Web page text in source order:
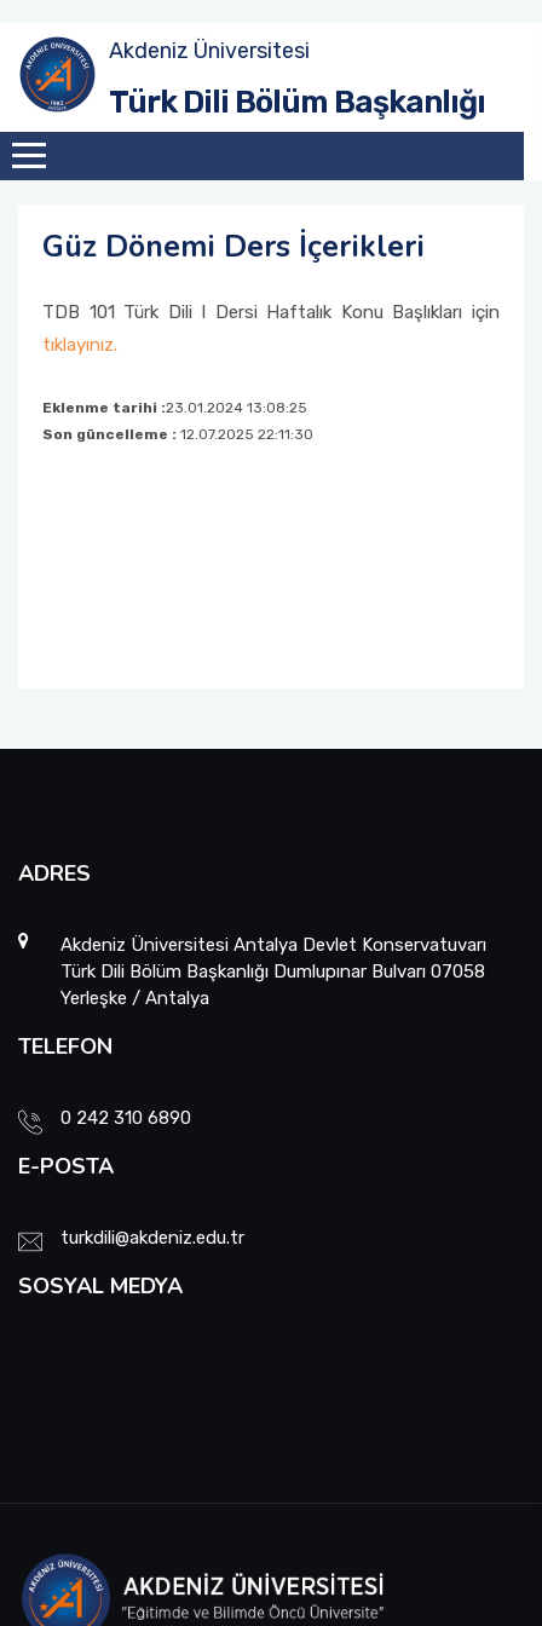
Akdeniz Üniversitesi
Türk Dili Bölüm Başkanlığı
Güz Dönemi Ders İçerikleri
TDB 101 Türk Dili I Dersi Haftalık Konu Başlıkları için
tıklayınız.
Eklenme tarihi :23.01.2024 13:08:25
Son güncelleme : 12.07.2025 22:11:30
ADRES
Akdeniz Üniversitesi Antalya Devlet Konservatuvarı
Türk Dili Bölüm Başkanlığı Dumlupınar Bulvarı 07058
Yerleşke / Antalya
TELEFON
0 242 310 6890
E-POSTA
turkdili@akdeniz.edu.tr
SOSYAL MEDYA
Amaç
Tarihçe
Eğitim Sistemi
Güz Dönemi
Bahar Dönemi
Akademik Toplantılar
Konferanslar